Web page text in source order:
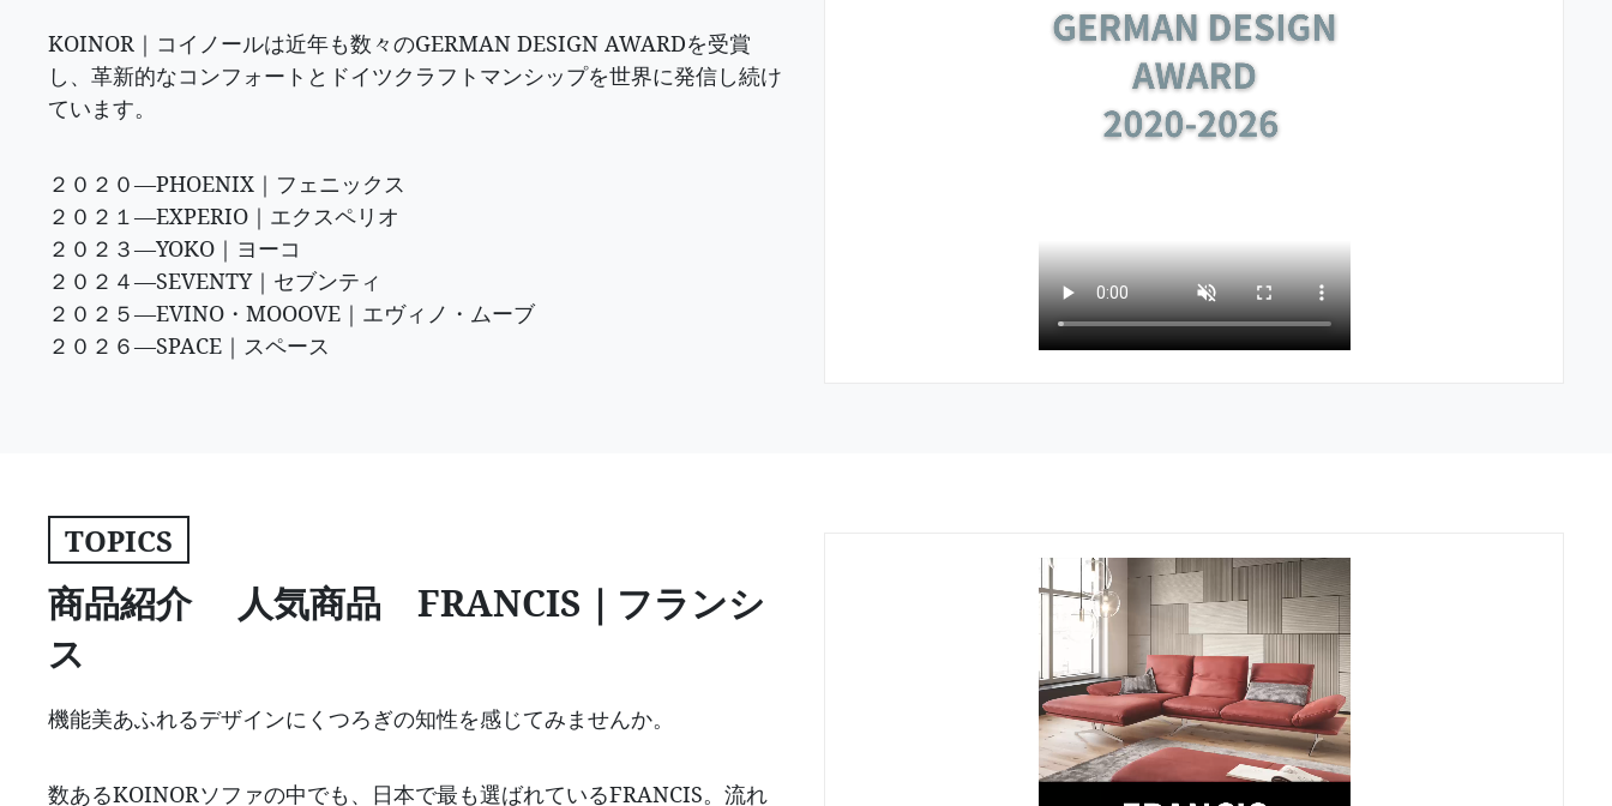
KOINOR｜コイノールは近年も数々のGERMAN DESIGN AWARDを受賞
し、革新的なコンフォートとドイツクラフトマンシップを世界に発信し続け
ています。
２０２０—PHOENIX｜フェニックス
２０２１—EXPERIO｜エクスペリオ
２０２３—YOKO｜ヨーコ
２０２４—SEVENTY｜セブンティ
２０２５—EVINO・MOOOVE｜エヴィノ・ムーブ
２０２６—SPACE｜スペース
TOPICS
商品紹介 人気商品 FRANCIS｜フランシ
ス
機能美あふれるデザインにくつろぎの知性を感じてみませんか。
数あるKOINORソファの中でも、日本で最も選ばれているFRANCIS。流れ